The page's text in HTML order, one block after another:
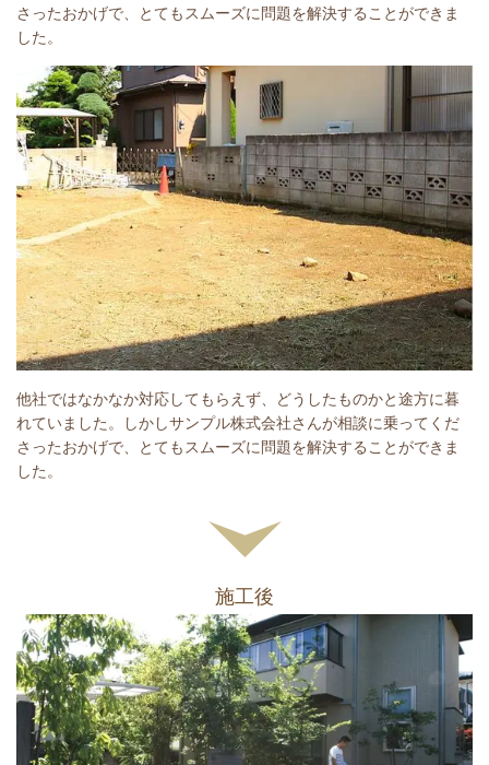
さったおかげで、とてもスムーズに問題を解決することができま
した。
他社ではなかなか対応してもらえず、どうしたものかと途方に暮
れていました。しかしサンプル株式会社さんが相談に乗ってくだ
さったおかげで、とてもスムーズに問題を解決することができま
した。
施工後